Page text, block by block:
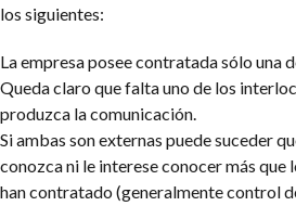
los siguientes:
La empresa posee contratada sólo una
Queda claro que falta uno de los
produzca la comunicación.
Si ambas son externas puede suceder
conozca ni le interese conocer más que
han contratado (generalmente control